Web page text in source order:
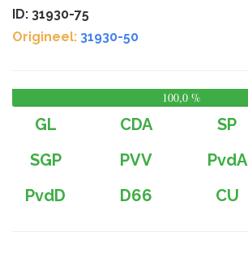
ID: 31930-75
Origineel: 31930-50
100,0 %
GL CDA SP
SGP
PVV PvdA
PvdD
D66 CU